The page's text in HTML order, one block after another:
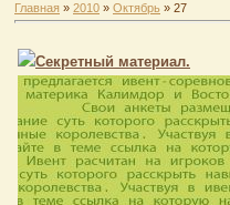
Главная » 2010 » Октябрь » 27
Секретный материал.